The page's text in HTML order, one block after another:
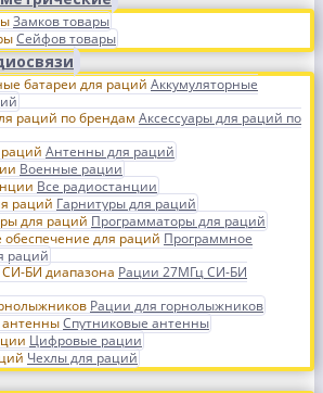
Замков товары
Сейфов товары
Аккумуляторные
Аксессуары для раций по
Антенны для раций
Военные рации
Все радиостанции
Гарнитуры для раций
Программаторы для раций
Программное
раций
Рации 27МГц СИ-БИ
Рации для горнолыжников
Спутниковые антенны
Цифровые рации
Чехлы для раций